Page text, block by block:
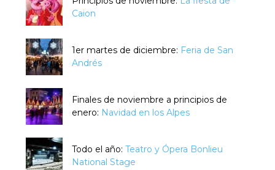
Caion
1er martes de diciembre: Feria de San
Andrés
Finales de noviembre a principios de
enero: Navidad en los Alpes
Todo el año: Teatro y Ópera Bonlieu
National Stage